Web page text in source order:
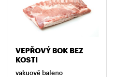
VEPŘOVÝ BOK BEZ
KOSTI
vakuově baleno